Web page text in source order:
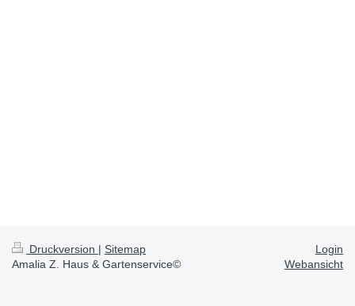
Druckversion | Sitemap
Amalia Z. Haus & Gartenservice©
Login
Webansicht